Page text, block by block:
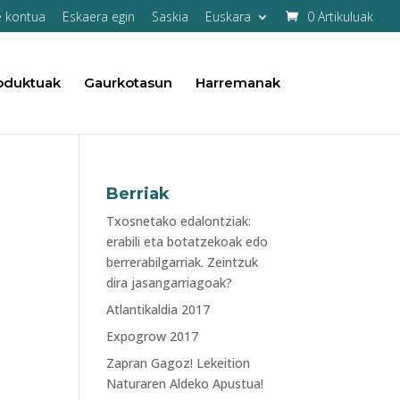
kontua Eskaera egin Saskia Euskara 0 Artikuluak
Gaurkotasun Harremanak
Berriak
Txosnetako edalontziak:
erabili eta botatzekoak edo
berrerabilgarriak. Zeintzuk
dira jasangarriagoak?
Atlantikaldia 2017
Expogrow 2017
Zapran Gagoz! Lekeition
Naturaren Aldeko Apustua!